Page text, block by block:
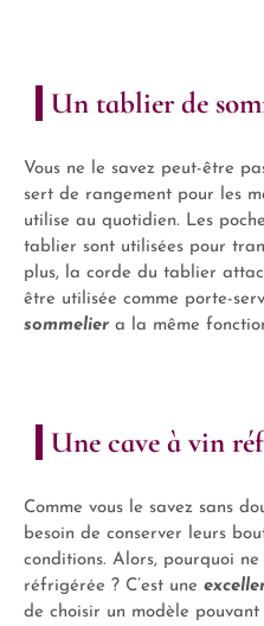
Un tablier de
Vous ne le savez peut-être
sert de rangement pour les
utilise au quotidien. Les
tablier sont utilisées pour
plus, la corde du tablier
être utilisée comme porte-
sommelier a la même
Une cave à vin
Comme vous le savez sans
besoin de conserver leurs
conditions. Alors, pourquoi
réfrigérée ? C’est une
de choisir un modèle